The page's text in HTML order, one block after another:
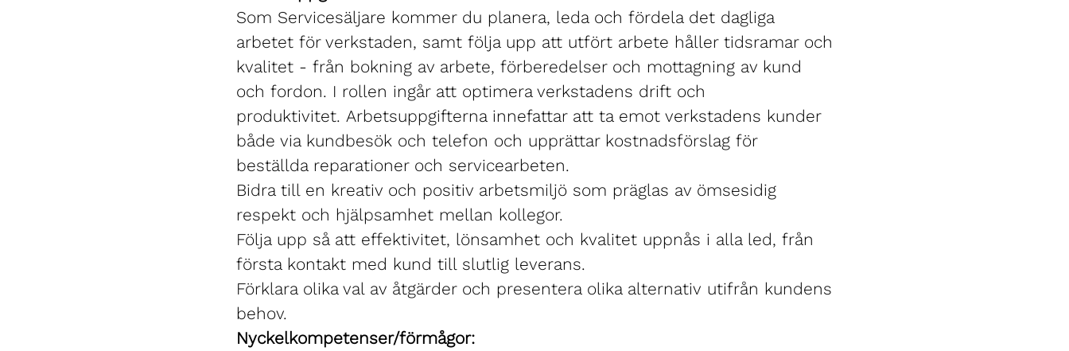
Som Servicesäljare kommer du planera, leda och fördela det dagliga
arbetet för verkstaden, samt följa upp att utfört arbete håller tidsramar och
kvalitet - från bokning av arbete, förberedelser och mottagning av kund
och fordon. I rollen ingår att optimera verkstadens drift och
produktivitet. Arbetsuppgifterna innefattar att ta emot verkstadens kunder
både via kundbesök och telefon och upprättar kostnadsförslag för
beställda reparationer och servicearbeten.
Bidra till en kreativ och positiv arbetsmiljö som präglas av ömsesidig
respekt och hjälpsamhet mellan kollegor.
Följa upp så att effektivitet, lönsamhet och kvalitet uppnås i alla led, från
första kontakt med kund till slutlig leverans.
Förklara olika val av åtgärder och presentera olika alternativ utifrån kundens
behov.
Nyckelkompetenser/förmågor: